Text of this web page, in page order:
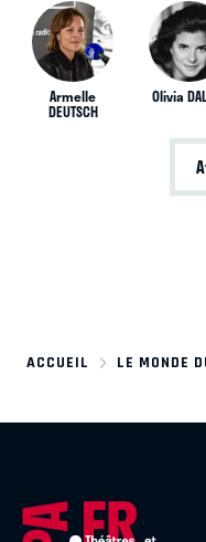
Armelle
DEUTSCH
Olivia
ACCUEIL LE MONDE